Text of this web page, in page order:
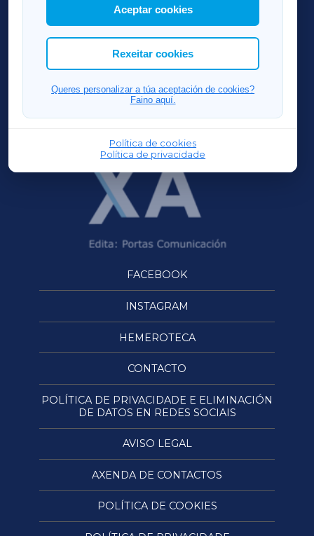
Así mesmo, podes personalizar a elección das
cookies que desexas permitir.
Aceptar cookies
Rexeitar cookies
Queres personalizar a túa aceptación de cookies?
Faino aquí.
Política de cookies
Política de privacidade
RIBEIRASACRAXA
ACORUÑAXA
FERROLXA
OURENSEXA
FACEBOOK
INSTAGRAM
HEMEROTECA
CONTACTO
POLÍTICA DE PRIVACIDADE E ELIMINACIÓN
DE DATOS EN REDES SOCIAIS
AVISO LEGAL
AXENDA DE CONTACTOS
POLÍTICA DE COOKIES